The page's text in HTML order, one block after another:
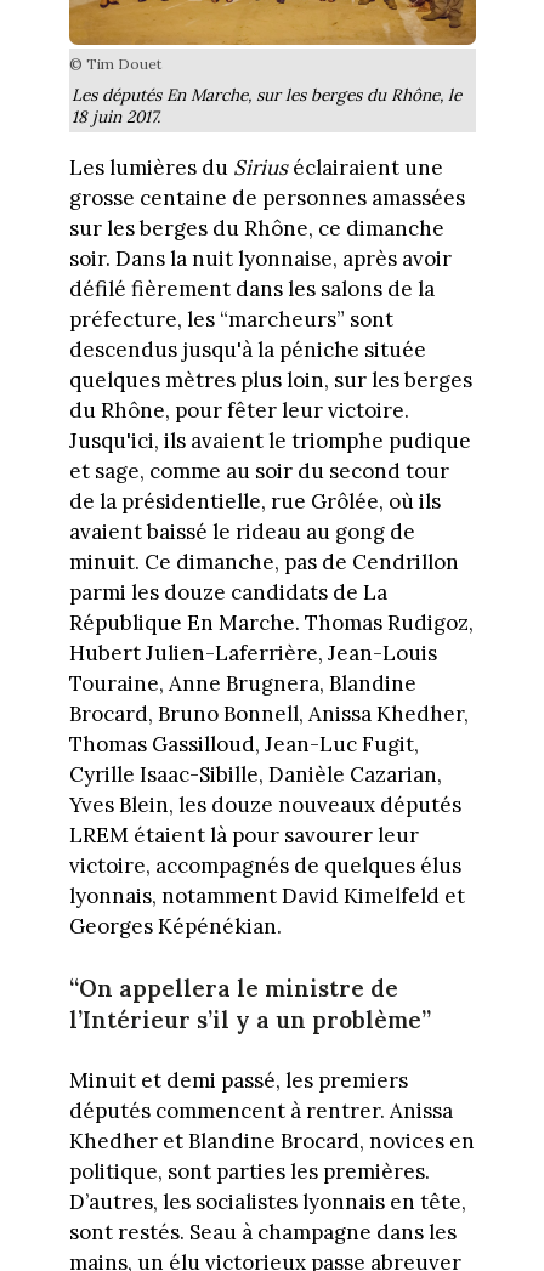
© Tim Douet
Les députés En Marche, sur les berges du Rhône, le
18 juin 2017.
Les lumières du Siriuséclairaient une
grosse centaine de personnes amassées
sur les berges du Rhône, ce dimanche
soir. Dans la nuit lyonnaise, après avoir
défilé fièrement dans les salons de la
préfecture, les “marcheurs” sont
descendus jusqu'à la péniche située
quelques mètres plus loin, sur les berges
du Rhône, pour fêter leur victoire.
Jusqu'ici, ils avaient le triomphe pudique
et sage, comme au soir du second tour
de la présidentielle, rue Grôlée, où ils
avaient baissé le rideau au gong de
minuit. Ce dimanche, pas de Cendrillon
parmi les douze candidats de La
République En Marche. Thomas Rudigoz,
Hubert Julien-Laferrière, Jean-Louis
Touraine, Anne Brugnera, Blandine
Brocard, Bruno Bonnell, Anissa Khedher,
Thomas Gassilloud, Jean-Luc Fugit,
Cyrille Isaac-Sibille, Danièle Cazarian,
Yves Blein, les douze nouveaux députés
LREM étaient là pour savourer leur
victoire, accompagnés de quelques élus
lyonnais, notamment David Kimelfeld et
Georges Képénékian.
“On appellera le ministre de
l’Intérieur s’il y a un problème”
Minuit et demi passé, les premiers
députés commencent à rentrer. Anissa
Khedher et Blandine Brocard, novices en
politique, sont parties les premières.
D’autres, les socialistes lyonnais en tête,
sont restés. Seau à champagne dans les
mains, un élu victorieux passe abreuver